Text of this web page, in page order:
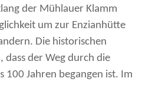
der Mühlauer Klamm
um zur Enzianhütte
Die historischen
dass der Weg durch die
100 Jahren begangen ist. Im